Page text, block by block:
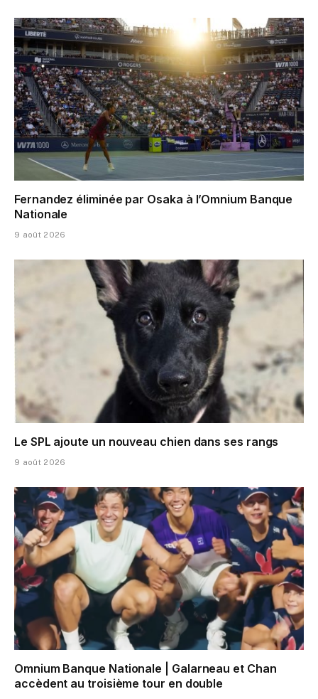
Fernandez éliminée par Osaka à l’Omnium Banque
Nationale
9 août 2026
Le SPL ajoute un nouveau chien dans ses rangs
9 août 2026
Omnium Banque Nationale | Galarneau et Chan
accèdent au troisième tour en double